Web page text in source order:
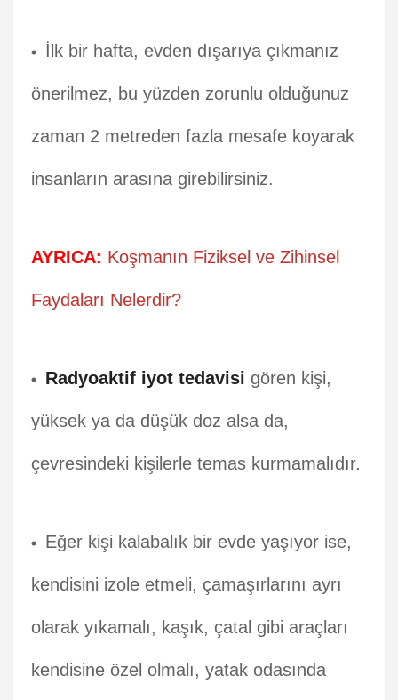
İlk bir hafta, evden dışarıya çıkmanız
önerilmez, bu yüzden zorunlu olduğunuz
zaman 2 metreden fazla mesafe koyarak
insanların arasına girebilirsiniz.
AYRICA: Koşmanın Fiziksel ve Zihinsel
Faydaları Nelerdir?
Radyoaktif iyot tedavisi gören kişi,
yüksek ya da düşük doz alsa da,
çevresindeki kişilerle temas kurmamalıdır.
Eğer kişi kalabalık bir evde yaşıyor ise,
kendisini izole etmeli, çamaşırlarını ayrı
olarak yıkamalı, kaşık, çatal gibi araçları
kendisine özel olmalı, yatak odasında